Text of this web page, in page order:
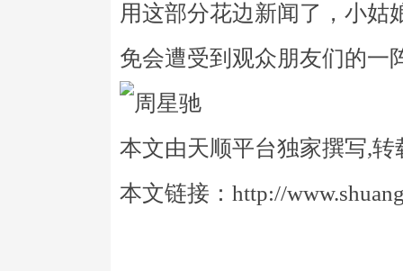
用这部分花边新闻了，小姑
免会遭受到观众朋友们的一
本文由天顺平台独家撰写,转
本文链接：http://